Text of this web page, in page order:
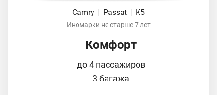
Camry Passat K5
Иномарки не старше 7 лет
Комфорт
до 4 пассажиров
3 багажа